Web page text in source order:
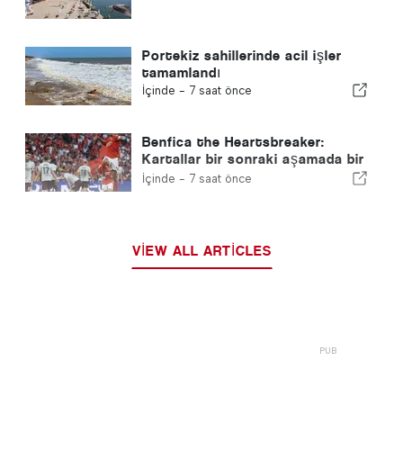
Portekiz sahillerinde acil işler
tamamlandı
İçinde - 7 saat önce
Benfica the Heartsbreaker:
Kartallar bir sonraki aşamada bir
ayağıyla Edinburgh'a gidiyor
İçinde - 7 saat önce
VIEW ALL ARTICLES